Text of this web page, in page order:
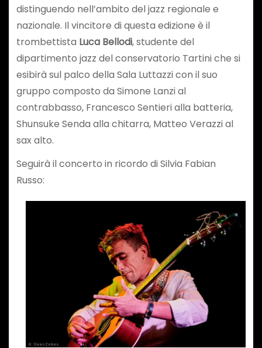
distinguendo nell’ambito del jazz regionale e
nazionale. Il vincitore di questa edizione è il
trombettista Luca Bellodi, studente del
dipartimento jazz del conservatorio Tartini che si
esibirà sul palco della Sala Luttazzi con il suo
gruppo composto da Simone Lanzi al
contrabbasso, Francesco Sentieri alla batteria,
Shunsuke Senda alla chitarra, Matteo Verazzi al
sax alto.
Seguirà il concerto in ricordo di Silvia Fabian
Russo: